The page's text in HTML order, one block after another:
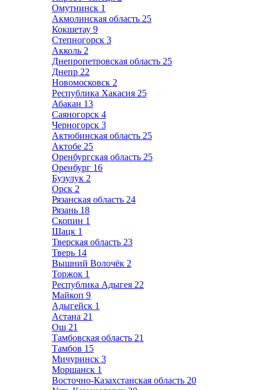
Омутнинск 1
Акмолинская область 25
Кокшетау 9
Степногорск 3
Акколь 2
Днепропетровская область 25
Днепр 22
Новомосковск 2
Республика Хакасия 25
Абакан 13
Саяногорск 4
Черногорск 3
Актюбинская область 25
Актобе 25
Оренбургская область 25
Оренбург 16
Бузулук 2
Орск 2
Рязанская область 24
Рязань 18
Скопин 1
Шацк 1
Тверская область 23
Тверь 14
Вышний Волочёк 2
Торжок 1
Республика Адыгея 22
Майкоп 9
Адыгейск 1
Астана 21
Ош 21
Тамбовская область 21
Тамбов 15
Мичуринск 3
Моршанск 1
Восточно-Казахстанская область 20